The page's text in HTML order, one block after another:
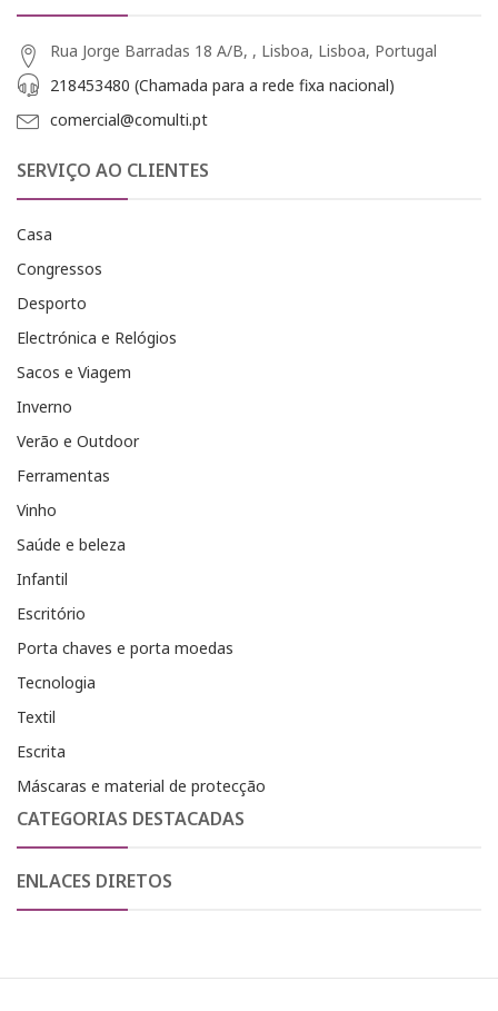
Rua Jorge Barradas 18 A/B, , Lisboa, Lisboa, Portugal
218453480 (Chamada para a rede fixa nacional)
comercial@comulti.pt
SERVIÇO AO CLIENTES
Casa
Congressos
Desporto
Electrónica e Relógios
Sacos e Viagem
Inverno
Verão e Outdoor
Ferramentas
Vinho
Saúde e beleza
Infantil
Escritório
Porta chaves e porta moedas
Tecnologia
Textil
Escrita
Máscaras e material de protecção
CATEGORIAS DESTACADAS
ENLACES DIRETOS